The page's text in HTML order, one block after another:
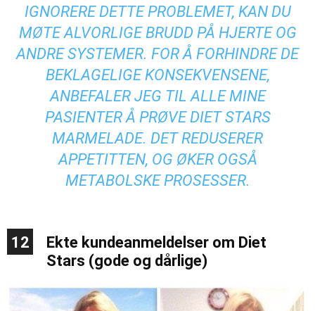
IGNORERE DETTE PROBLEMET, KAN DU
MØTE ALVORLIGE BRUDD PÅ HJERTE OG
ANDRE SYSTEMER. FOR Å FORHINDRE DE
BEKLAGELIGE KONSEKVENSENE,
ANBEFALER JEG TIL ALLE MINE
PASIENTER Å PRØVE DIET STARS
MARMELADE. DET REDUSERER
APPETITTEN, OG ØKER OGSÅ
METABOLSKE PROSESSER.
12
Ekte kundeanmeldelser om Diet
Stars (gode og dårlige)